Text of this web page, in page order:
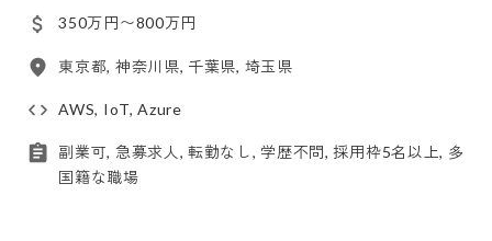
350万円〜800万円
東京都, 神奈川県, 千葉県, 埼玉県
AWS, IoT, Azure
副業可, 急募求人, 転勤なし, 学歴不問, 採用枠5名以上, 多
国籍な職場